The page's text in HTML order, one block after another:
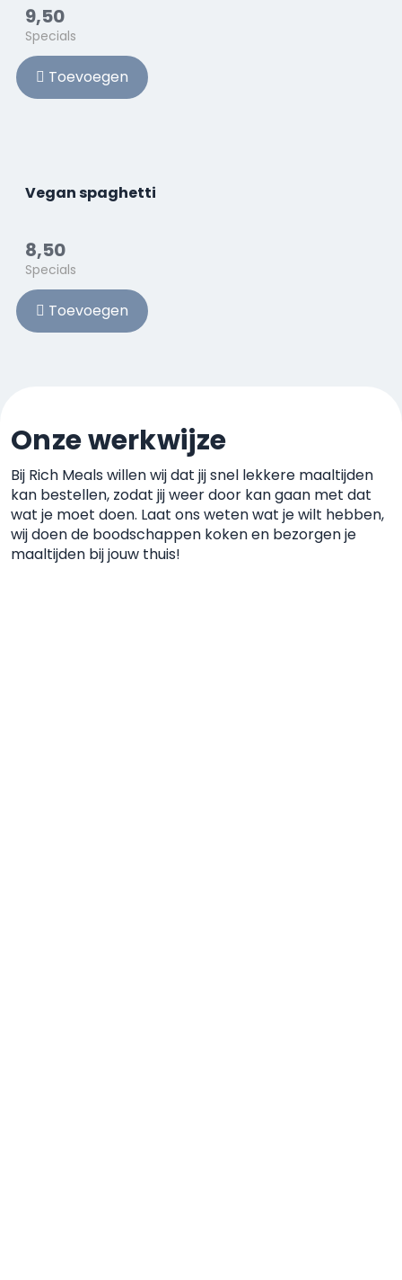
9,50
Specials
Toevoegen
Vegan spaghetti
8,50
Specials
Toevoegen
Onze werkwijze
Bij Rich Meals willen wij dat jij snel lekkere maaltijden
kan bestellen, zodat jij weer door kan gaan met dat
wat je moet doen. Laat ons weten wat je wilt hebben,
wij doen de boodschappen kokenen bezorgen je
maaltijden bij jouw thuis!